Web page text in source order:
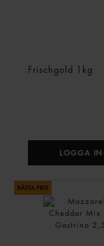
Frischgold 1kg
LOGGA IN